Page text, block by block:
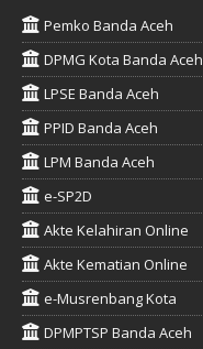
Pemko Banda Aceh
DPMG Kota Banda Aceh
LPSE Banda Aceh
PPID Banda Aceh
LPM Banda Aceh
e-SP2D
Akte Kelahiran Online
Akte Kematian Online
e-Musrenbang Kota
DPMPTSP Banda Aceh